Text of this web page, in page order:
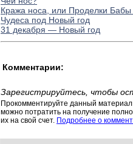
Кража носа, или Проделки Бабы
Чудеса под Новый год
31 декабря — Новый год
Комментарии:
Зарегистрируйтесь, чтобы
Прокомментируйте данный
можно потратить на получение
их на свой счет. Подробнее о